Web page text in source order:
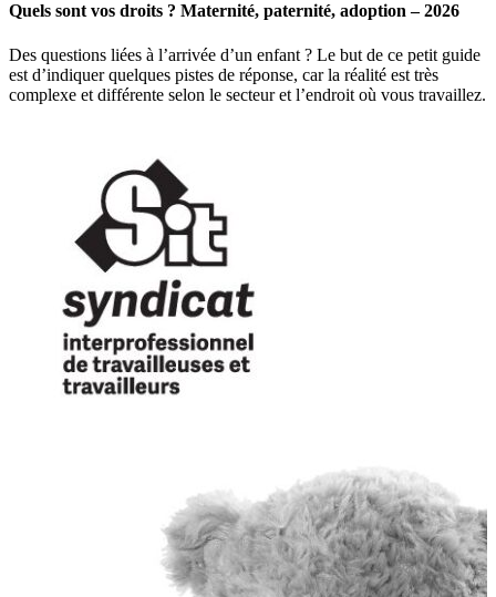
Quels sont vos droits ? Maternité, paternité, adoption – 2026
Des questions liées à l’arrivée d’un enfant ? Le but de ce petit guide
est d’indiquer quelques pistes de réponse, car la réalité est très
complexe et différente selon le secteur et l’endroit où vous travaillez.